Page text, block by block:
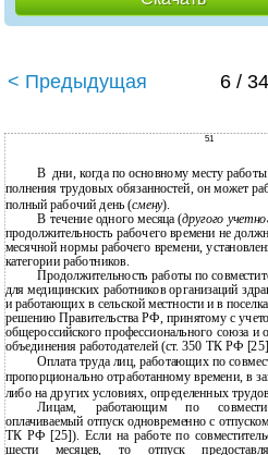
< Предыдущая 6 / 34
51
В дни, когда по основному месту
полнения трудовых обязанностей, он может
полный рабочий день (смену).
В течение одного месяца (другого
продолжительность рабочего времени не
месячной нормы рабочего времени,
категории работников.
Продолжительность работы по
для медицинских работников организаций
и работающих в сельской местности и в
решению Правительства РФ, принятому с
общероссийского профессионального союза и
объединения работодателей (ст. 350 ТК РФ
Оплата труда лиц, работающих по
пропорционально отработанному времени, в
либо на других условиях, определенных
Лицам, работающим по
оплачиваемый отпуск одновременно с
ТК РФ [25]). Если на работе по
шести месяцев, то отпуск